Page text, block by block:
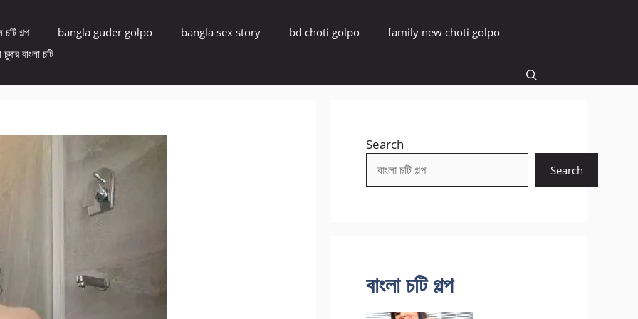
চটি গল্প bangla guder golpo bangla sex story bd choti golpo
family new choti golpo
চুদার বাংলা চটি
Search
Search
বাংলা চটি গল্প